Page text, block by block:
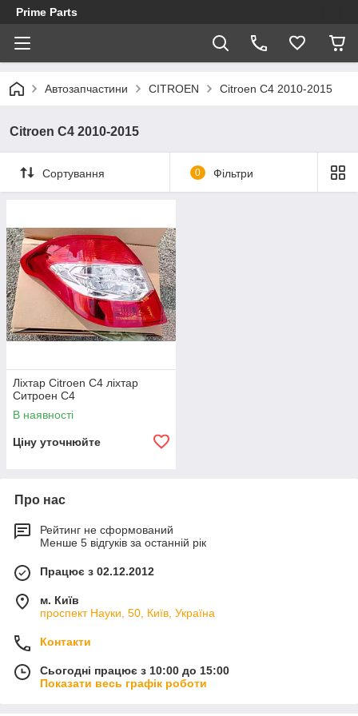
Prime Parts
Автозапчастини CITROEN Citroen C4 2010-2015
Citroen C4 2010-2015
Сортування 0 Фільтри
Ліхтар Citroen C4 ліхтар
Ситроен C4
В наявності
Ціну уточнюйте
Про нас
Рейтинг не сформований
Менше 5 відгуків за останній рік
Працює з 02.12.2012
м. Київ
проспект Науки, 50, Київ, Україна
Контакти
Сьогодні працює з 10:00 до 15:00
Показати весь графік роботи